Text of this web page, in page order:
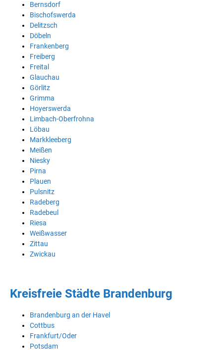
Bernsdorf
Bischofswerda
Delitzsch
Döbeln
Frankenberg
Freiberg
Freital
Glauchau
Görlitz
Grimma
Hoyerswerda
Limbach-Oberfrohna
Löbau
Markkleeberg
Meißen
Niesky
Pirna
Plauen
Pulsnitz
Radeberg
Radebeul
Riesa
Weißwasser
Zittau
Zwickau
Kreisfreie Städte Brandenburg
Brandenburg an der Havel
Cottbus
Frankfurt/Oder
Potsdam